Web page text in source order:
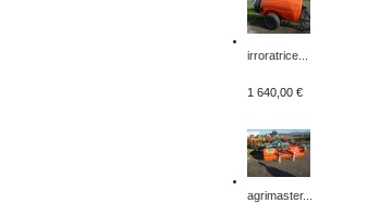
irroratrice...
1 640,00 €
agrimaster...